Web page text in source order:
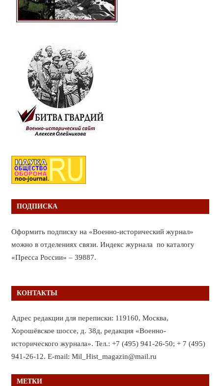
ПОДПИСКА
Оформить подписку на «Военно-исторический журнал»
можно в отделениях связи. Индекс журнала по каталогу
«Пресса России» – 39887.
КОНТАКТЫ
Адрес редакции для переписки: 119160, Москва,
Хорошёвское шоссе, д. 38д, редакция «Военно-
исторического журнала». Тел.: +7 (495) 941-26-50; + 7 (495)
941-26-12. E-mail: Mil_Hist_magazin@mail.ru
МЕТКИ